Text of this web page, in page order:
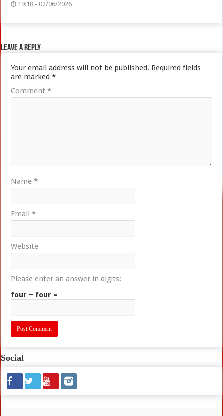
19:18 - 02/06/2026
Leave a Reply
Your email address will not be published. Required fields
are marked*
Comment*
Name*
Email*
Website
Please enter an answer in digits:
four − four =
Social